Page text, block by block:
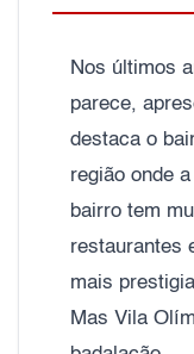
Nos últimos
parece,
destaca o
região onde
bairro tem
restaurantes
mais
Mas Vila